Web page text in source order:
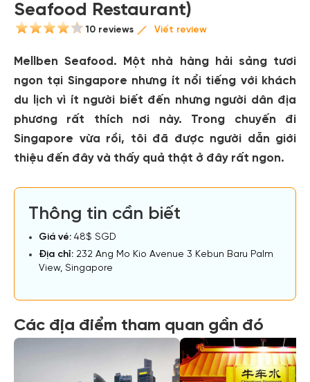
Seafood Restaurant)
10 reviews Viết review
Mellben Seafood. Một nhà hàng hải sảng tươi
ngon tại Singapore nhưng ít nổi tiếng với khách
du lịch vì ít người biết đến nhưng người dân địa
phương rất thích nơi này. Trong chuyến đi
Singapore vừa rồi, tôi đã được người dẫn giới
thiệu đến đây và thấy quả thật ở đây rất ngon.
Thông tin cần biết
Giá vé: 48$ SGD
Địa chỉ: 232 Ang Mo Kio Avenue 3 Kebun Baru Palm
View, Singapore
Các địa điểm tham quan gần đó